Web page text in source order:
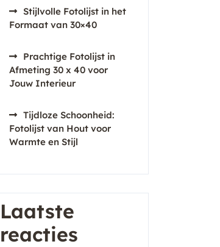
Stijlvolle Fotolijst in het
Formaat van 30×40
Prachtige Fotolijst in
Afmeting 30 x 40 voor
Jouw Interieur
Tijdloze Schoonheid:
Fotolijst van Hout voor
Warmte en Stijl
Laatste
reacties